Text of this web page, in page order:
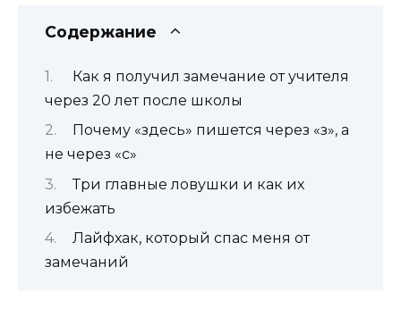
Содержание
Как я получил замечание от учителя
через 20 лет после школы
Почему «здесь» пишется через «з», а
не через «с»
Три главные ловушки и как их
избежать
Лайфхак, который спас меня от
замечаний